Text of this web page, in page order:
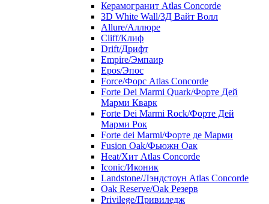
Керамогранит Atlas Concorde
3D White Wall/3Д Вайт Волл
Allure/Аллюрe
Cliff/Клиф
Drift/Дрифт
Empire/Эмпаир
Epos/Эпос
Force/Фoрс Atlas Concorde
Forte Dei Marmi Quark/Форте Дей
Марми Кварк
Forte Dei Marmi Rock/Форте Дей
Марми Рок
Forte dei Marmi/Форте де Марми
Fusion Oak/Фьюжн Оак
Heat/Xит Atlas Concorde
Iconic/Иконик
Landstone/Лэндстоун Atlas Concorde
Oak Reserve/Оak Резepв
Privilege/Привиледж